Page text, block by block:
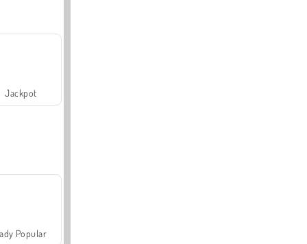
Jackpot
Popular